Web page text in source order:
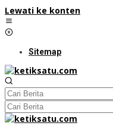
Lewati ke konten
Sitemap